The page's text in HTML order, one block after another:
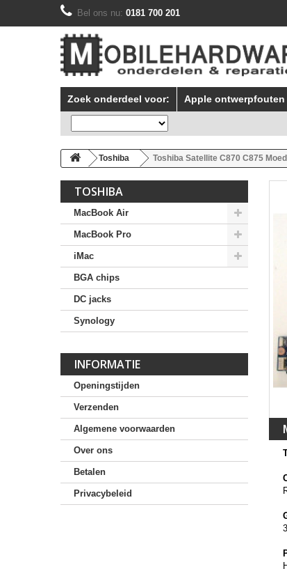
Bel ons nu: 0181 700 201
Zoek onderdeel voor: Apple ontwerpfouten
Toshiba Toshiba Satellite C870 C875
TOSHIBA
MacBook Air
MacBook Pro
iMac
BGA chips
DC jacks
Synology
INFORMATIE
Openingstijden
Verzenden
Algemene voorwaarden
Over ons
Betalen
Privacybeleid